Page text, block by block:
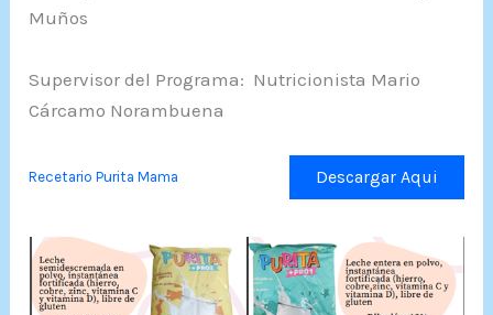
Muños
Supervisor del Programa: Nutricionista Mario
Cárcamo Norambuena
Recetario Purita Mama Descargar Aqui